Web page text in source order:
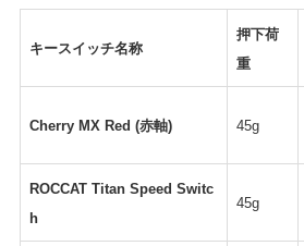
キースイッチ名称
押下荷
重
Cherry MX Red (赤軸) 45g
ROCCAT Titan Speed Switc
h
45g